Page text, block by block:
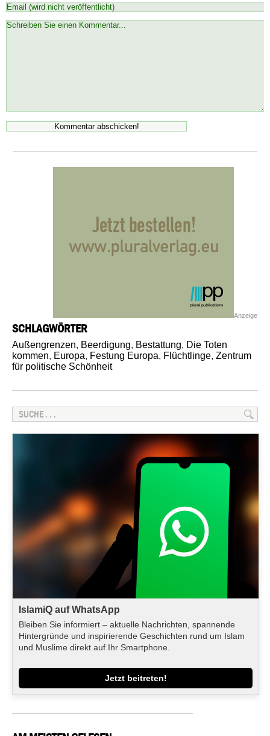
Anzeige
SCHLAGWÖRTER
Außengrenzen, Beerdigung, Bestattung, Die Toten
kommen, Europa, Festung Europa, Flüchtlinge, Zentrum
für politische Schönheit
IslamiQ auf WhatsApp
Bleiben Sie informiert – aktuelle Nachrichten, spannende
Hintergründe und inspirierende Geschichten rund um Islam
und Muslime direkt auf Ihr Smartphone.
Jetzt beitreten!